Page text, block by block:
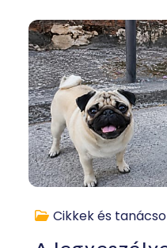
Cikkek és